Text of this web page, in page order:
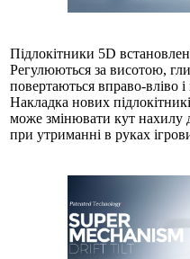
Підлокітники 5D
Регулюються за висотою,
повертаються вправо-вліво
Накладка нових
може змінювати кут нахилу
при утриманні в руках